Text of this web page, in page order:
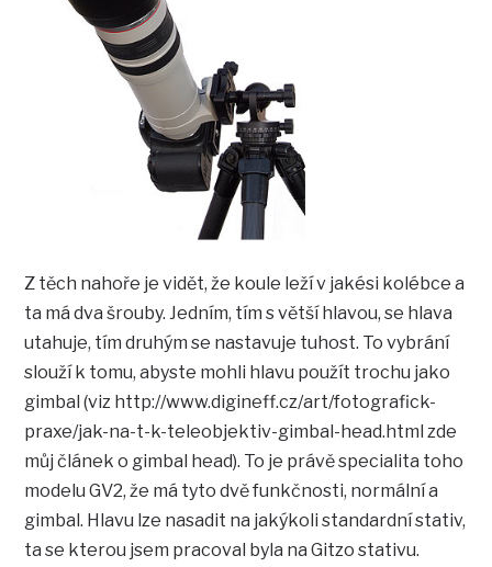
Z těch nahoře je vidět, že koule leží v jakési kolébce a
ta má dva šrouby. Jedním, tím s větší hlavou, se hlava
utahuje, tím druhým se nastavuje tuhost. To vybrání
slouží k tomu, abyste mohli hlavu použít trochu jako
gimbal (viz http://www.digineff.cz/art/fotografick-
praxe/jak-na-t-k-teleobjektiv-gimbal-head.html zde
můj článek o gimbal head). To je právě specialita toho
modelu GV2, že má tyto dvě funkčnosti, normální a
gimbal. Hlavu lze nasadit na jakýkoli standardní stativ,
ta se kterou jsem pracoval byla na Gitzo stativu.